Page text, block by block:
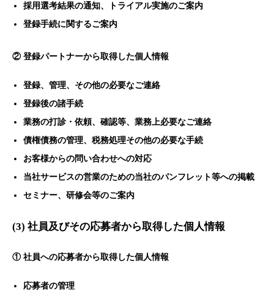
採用選考結果の通知、トライアル実施のご案内
登録手続に関するご案内
② 登録パートナーから取得した個人情報
登録、管理、その他の必要なご連絡
登録後の諸手続
業務の打診・依頼、確認等、業務上必要なご連絡
債権債務の管理、税務処理その他の必要な手続
お客様からの問い合わせへの対応
当社サービスの営業のための当社のパンフレット等への掲載
セミナー、研修会等のご案内
(3) 社員及びその応募者から取得した個人情報
① 社員への応募者から取得した個人情報
応募者の管理